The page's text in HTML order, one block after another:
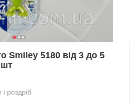
Smiley 5180 від 3 до 5
шт
роздріб